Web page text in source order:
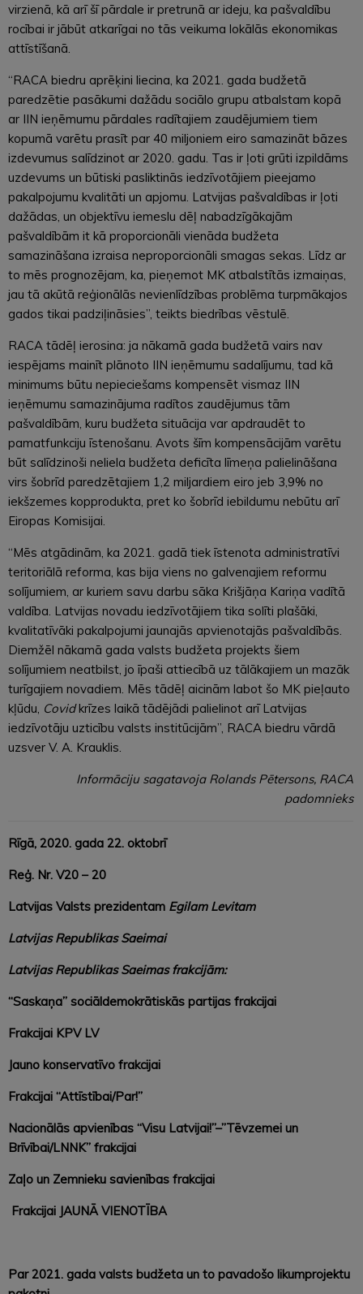
virzienā, kā arī šī pārdale ir pretrunā ar ideju, ka pašvaldību
rocībai ir jābūt atkarīgai no tās veikuma lokālās ekonomikas
attīstīšanā.
“RACA biedru aprēķini liecina, ka 2021. gada budžetā
paredzētie pasākumi dažādu sociālo grupu atbalstam kopā
ar IIN ieņēmumu pārdales radītajiem zaudējumiem tiem
kopumā varētu prasīt par 40 miljoniem eiro samazināt bāzes
izdevumus salīdzinot ar 2020. gadu. Tas ir ļoti grūti izpildāms
uzdevums un būtiski pasliktinās iedzīvotājiem pieejamo
pakalpojumu kvalitāti un apjomu. Latvijas pašvaldības ir ļoti
dažādas, un objektīvu iemeslu dēļ nabadzīgākajām
pašvaldībām it kā proporcionāli vienāda budžeta
samazināšana izraisa neproporcionāli smagas sekas. Līdz ar
to mēs prognozējam, ka, pieņemot MK atbalstītās izmaiņas,
jau tā akūtā reģionālās nevienlīdzības problēma turpmākajos
gados tikai padziļināsies”, teikts biedrības vēstulē.
RACA tādēļ ierosina: ja nākamā gada budžetā vairs nav
iespējams mainīt plānoto IIN ieņēmumu sadalījumu, tad kā
minimums būtu nepieciešams kompensēt vismaz IIN
ieņēmumu samazinājuma radītos zaudējumus tām
pašvaldībām, kuru budžeta situācija var apdraudēt to
pamatfunkciju īstenošanu. Avots šīm kompensācijām varētu
būt salīdzinoši neliela budžeta deficīta līmeņa palielināšana
virs šobrīd paredzētajiem 1,2 miljardiem eiro jeb 3,9% no
iekšzemes kopprodukta, pret ko šobrīd iebildumu nebūtu arī
Eiropas Komisijai.
“Mēs atgādinām, ka 2021. gadā tiek īstenota administratīvi
teritoriālā reforma, kas bija viens no galvenajiem reformu
solījumiem, ar kuriem savu darbu sāka Krišjāņa Kariņa vadītā
valdība. Latvijas novadu iedzīvotājiem tika solīti plašāki,
kvalitatīvāki pakalpojumi jaunajās apvienotajās pašvaldībās.
Diemžēl nākamā gada valsts budžeta projekts šiem
solījumiem neatbilst, jo īpaši attiecībā uz tālākajiem un mazāk
turīgajiem novadiem. Mēs tādēļ aicinām labot šo MK pieļauto
kļūdu, Covidkrīzes laikā tādējādi palielinot arī Latvijas
iedzīvotāju uzticību valsts institūcijām”, RACA biedru vārdā
uzsver V. A. Krauklis.
Informāciju sagatavoja Rolands Pētersons, RACA
padomnieks
Rīgā, 2020. gada 22. oktobrī
Reģ. Nr. V20 – 20
Latvijas Valsts prezidentam Egilam Levitam
Latvijas Republikas Saeimai
Latvijas Republikas Saeimas frakcijām:
“Saskaņa” sociāldemokrātiskās partijas frakcijai
Frakcijai KPV LV
Jauno konservatīvo frakcijai
Frakcijai “Attīstībai/Par!”
Nacionālās apvienības “Visu Latvijai!”–”Tēvzemei un
Brīvībai/LNNK” frakcijai
Zaļo un Zemnieku savienības frakcijai
Frakcijai JAUNĀ VIENOTĪBA
Par 2021. gada valsts budžeta un to pavadošo likumprojektu